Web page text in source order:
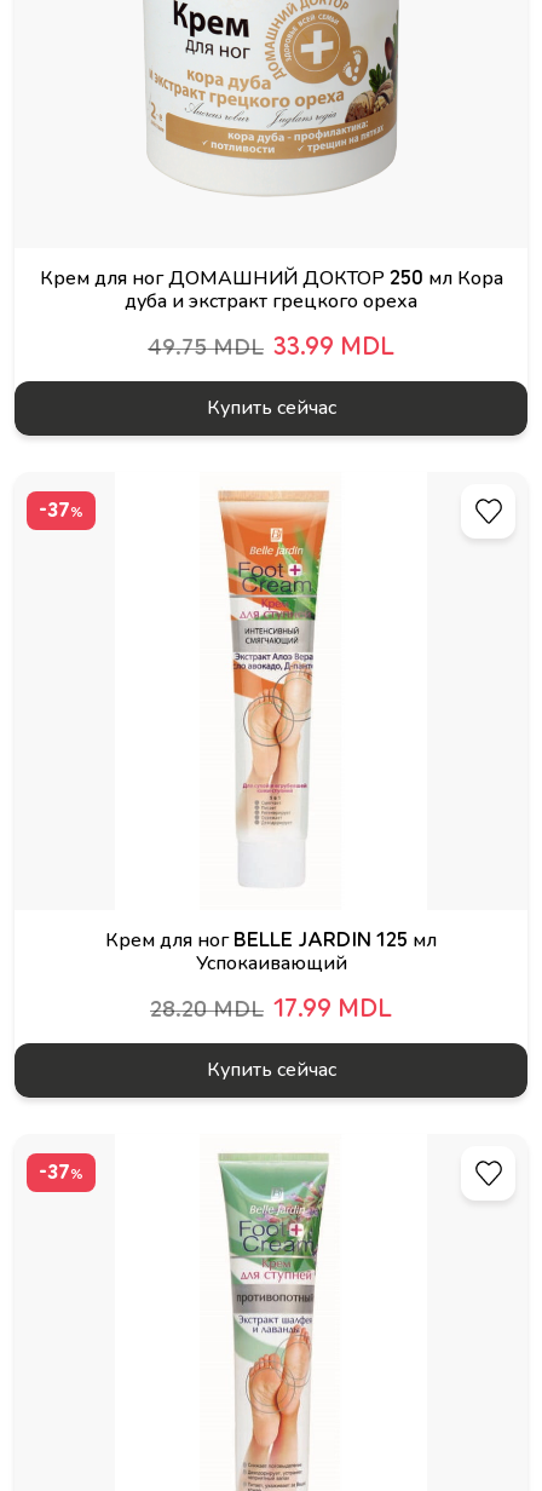
Крем для ног ДОМАШНИЙ ДОКТОР 250 мл Кора
дуба и экстракт грецкого ореха
49.75 MDL 33.99 MDL
Купить сейчас
-37%
Крем для ног BELLE JARDIN 125 мл
Успокаивающий
28.20 MDL 17.99 MDL
Купить сейчас
-37%